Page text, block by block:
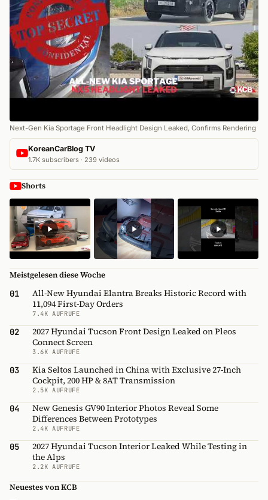
Next-Gen Kia Sportage Front Headlight Design Leaked, Confirms Rendering
KoreanCarBlog TV
1.7K subscribers · 239 videos
Shorts
Meistgelesen diese Woche
01
All-New Hyundai Elantra Breaks Historic Record with
11,094 First-Day Orders
7.4K AUFRUFE
02
2027 Hyundai Tucson Front Design Leaked on Pleos
Connect Screen
3.6K AUFRUFE
03
Kia Seltos Launched in China with Exclusive 27-Inch
Cockpit, 200 HP & 8AT Transmission
2.5K AUFRUFE
04
New Genesis GV90 Interior Photos Reveal Some
Differences Between Prototypes
2.4K AUFRUFE
05
2027 Hyundai Tucson Interior Leaked While Testing in
the Alps
2.2K AUFRUFE
Neuestes von KCB